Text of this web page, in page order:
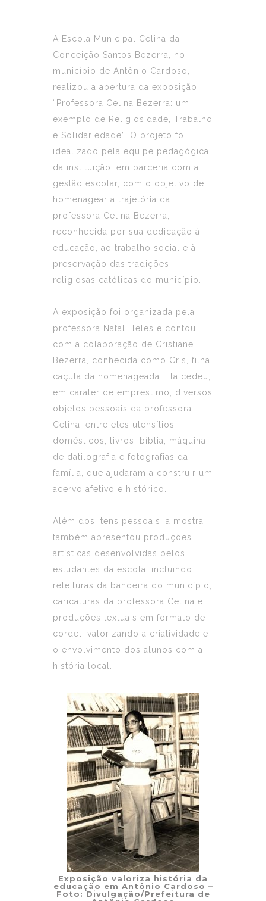
A Escola Municipal Celina da
Conceição Santos Bezerra, no
município de Antônio Cardoso,
realizou a abertura da exposição
“Professora Celina Bezerra: um
exemplo de Religiosidade, Trabalho
e Solidariedade”. O projeto foi
idealizado pela equipe pedagógica
da instituição, em parceria com a
gestão escolar, com o objetivo de
homenagear a trajetória da
professora Celina Bezerra,
reconhecida por sua dedicação à
educação, ao trabalho social e à
preservação das tradições
religiosas católicas do município.
A exposição foi organizada pela
professora Natali Teles e contou
com a colaboração de Cristiane
Bezerra, conhecida como Cris, filha
caçula da homenageada. Ela cedeu,
em caráter de empréstimo, diversos
objetos pessoais da professora
Celina, entre eles utensílios
domésticos, livros, bíblia, máquina
de datilografia e fotografias da
família, que ajudaram a construir um
acervo afetivo e histórico.
Além dos itens pessoais, a mostra
também apresentou produções
artísticas desenvolvidas pelos
estudantes da escola, incluindo
releituras da bandeira do município,
caricaturas da professora Celina e
produções textuais em formato de
cordel, valorizando a criatividade e
o envolvimento dos alunos com a
história local.
Exposição valoriza história da
educação em Antônio Cardoso –
Foto: Divulgação/Prefeitura de